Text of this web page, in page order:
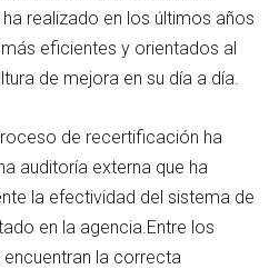
realizado en los últimos años
eficientes y orientados al
de mejora en su día a día.
de recertificación ha
auditoría externa que ha
la efectividad del sistema de
en la agencia.Entre los
la correcta